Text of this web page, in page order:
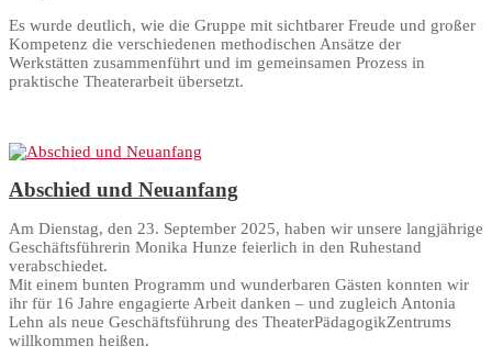
Es wurde deutlich, wie die Gruppe mit sichtbarer Freude und großer
Kompetenz die verschiedenen methodischen Ansätze der
Werkstätten zusammenführt und im gemeinsamen Prozess in
praktische Theaterarbeit übersetzt.
Abschied und Neuanfang
Am Dienstag, den 23. September 2025, haben wir unsere langjährige
Geschäftsführerin Monika Hunze feierlich in den Ruhestand
verabschiedet.
Mit einem bunten Programm und wunderbaren Gästen konnten wir
ihr für 16 Jahre engagierte Arbeit danken – und zugleich Antonia
Lehn als neue Geschäftsführung des TheaterPädagogikZentrums
willkommen heißen.